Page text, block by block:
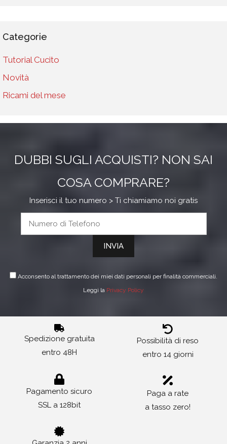
Categorie
Tutorial Cucito
Novità
Ricami del mese
DUBBI SUGLI ACQUISTI? NON SAI
COSA COMPRARE?
Inserisci il tuo numero > Ti chiamiamo noi gratis
Acconsento al trattamento dei miei dati personali per finalità commerciali.
Leggi la Privacy Policy
Spedizione gratuita
entro 48H
Possibilità di reso
entro 14 giorni
Pagamento sicuro
SSL a 128bit
Paga a rate
a tasso zero!